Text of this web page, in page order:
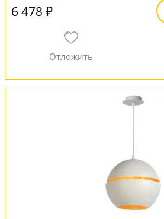
6 478 ₽